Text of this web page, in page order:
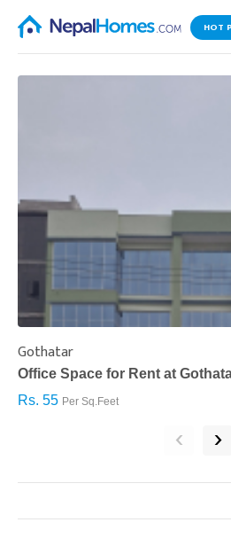
HOT
Gothatar
Office Space for Rent at
Rs. 55 Per Sq.Feet
‹ ›